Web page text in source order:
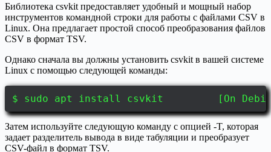
Библиотека csvkit предоставляет удобный и мощный набор
инструментов командной строки для работы с файлами CSV в
Linux. Она предлагает простой способ преобразования файлов
CSV в формат TSV.
Однако сначала вы должны установить csvkit в вашей системе
Linux с помощью следующей команды:
$ sudo apt install csvkit [On Debian,
Затем используйте следующую команду с опцией -T, которая
задает разделитель вывода в виде табуляции и преобразует
CSV-файл в формат TSV.